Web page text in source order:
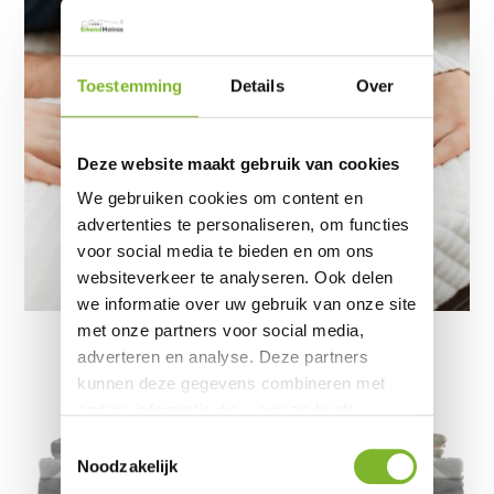
Toestemming Details Over
Deze website maakt gebruik van cookies
We gebruiken cookies om content en
advertenties te personaliseren, om functies
voor social media te bieden en om ons
websiteverkeer te analyseren. Ook delen
we informatie over uw gebruik van onze site
met onze partners voor social media,
adverteren en analyse. Deze partners
kunnen deze gegevens combineren met
basis van uw gebruik van hun services.
Toestemmingsselectie
Noodzakelijk